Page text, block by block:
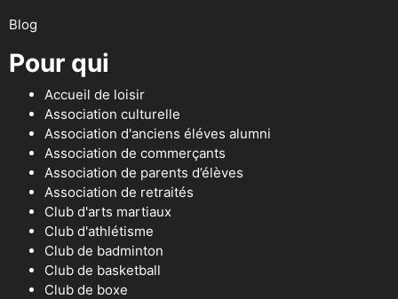
Blog
Pour qui
Accueil de loisir
Association culturelle
Association d'anciens éléves alumni
Association de commerçants
Association de parents d’élèves
Association de retraités
Club d'arts martiaux
Club d'athlétisme
Club de badminton
Club de basketball
Club de boxe